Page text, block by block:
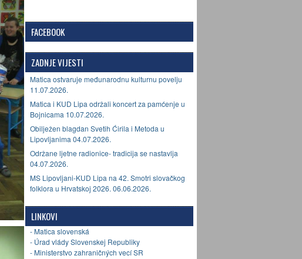
FACEBOOK
ZADNJE VIJESTI
Matica ostvaruje međunarodnu kulturnu povelju
11.07.2026.
Matica i KUD Lipa održali koncert za pamćenje u
Bojnicama 10.07.2026.
Obilježen blagdan Svetih Ćirila i Metoda u
Lipovljanima 04.07.2026.
Održane ljetne radionice- tradicija se nastavlja
04.07.2026.
MS Lipovljani-KUD Lipa na 42. Smotri slovačkog
folklora u Hrvatskoj 2026. 06.06.2026.
LINKOVI
- Matica slovenská
- Úrad vlády Slovenskej Republiky
- Ministerstvo zahraničných vecí SR